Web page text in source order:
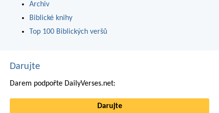
Archiv
Biblické knihy
Top 100 Biblických veršů
Darujte
Darem podpořte DailyVerses.net:
Darujte